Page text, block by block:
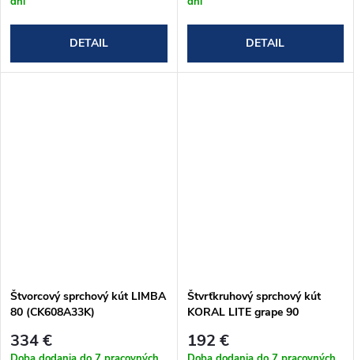
DETAIL DETAIL
Štvorcový sprchový kút LIMBA
80 (CK608A33K)
334 €
Štvrťkruhový sprchový kút
KORAL LITE grape 90
192 €